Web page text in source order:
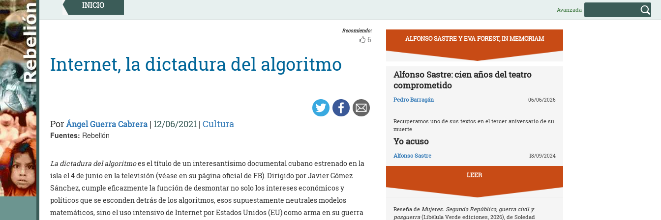
Skip
to
content
INICIO Avanzada
Recomiendo:
6
Internet, la dictadura del algoritmo
PorÁngel Guerra Cabrera | 12/06/2021 | Cultura
Fuentes: Rebelión
La dictadura del algoritmoes el título de un interesantísimo documental cubano estrenado en la
isla el 4 de junio en la televisión (véase en su página oficial de FB). Dirigido por Javier Gómez
Sánchez, cumple eficazmente la función de desmontar no solo los intereses económicos y
políticos que se esconden detrás de los algoritmos, esos supuestamente neutrales modelos
matemáticos, sino el uso intensivo de Internet por Estados Unidos (EU) como arma en su guerra
ALFONSO SASTRE Y EVA FOREST, IN MEMORIAM
Alfonso Sastre: cien años del teatro
comprometido
Pedro Barragán 06/06/2026
Recuperamos uno de sus textos en el tercer aniversario de su
muerte
Yo acuso
Alfonso Sastre 18/09/2024
LEER
Reseña de Mujeres. Segunda República, guerra civil y
posguerra(Libélula Verde ediciones, 2026), de Soledad